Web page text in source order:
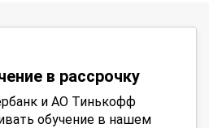
в рассрочку
и АО Тинькофф
обучение в нашем